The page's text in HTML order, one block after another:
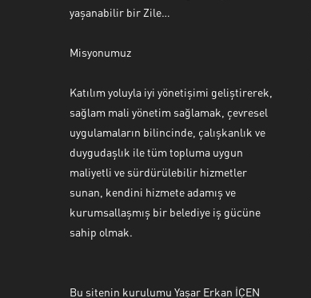
yaşanabilir bir Zile…
Misyonumuz
Katılım yoluyla iyi yönetişimi geliştirerek,
sağlam mali yönetim sağlamak, çevresel
uygulamaların bilincinde, çalışkanlık ve
duygudaşlık ile tüm topluma uygun
maliyetli ve sürdürülebilir hizmetler
sunan, kendini hizmete adamış ve
kurumsallaşmış bir belediye iş gücüne
sahip olmak.
Bu sitenin kurulumu Yaşar Erkan İÇEN